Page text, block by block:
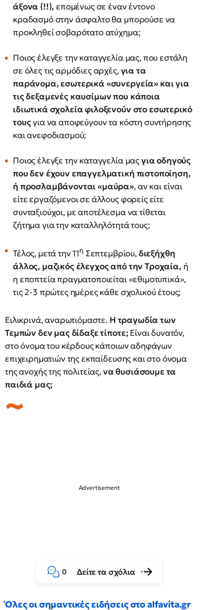
άξονα (!!),επομένως σε έναν έντονο
κραδασμό στην άσφαλτο θα μπορούσε να
προκληθεί σοβαρότατο ατύχημα;
Ποιος έλεγξε την καταγγελία μας, που εστάλη
σε όλες τις αρμόδιες αρχές,για τα
παράνομα, εσωτερικά «συνεργεία» και για
τις δεξαμενές καυσίμων που κάποια
ιδιωτικά σχολεία φιλοξενούν στο εσωτερικό
τουςγια να αποφεύγουν τα κόστη συντήρησης
και ανεφοδιασμού;
Ποιος έλεγξε την καταγγελία μαςγια οδηγούς
που δεν έχουν επαγγελματική πιστοποίηση,
ή προσλαμβάνονται «μαύρα», αν και είναι
είτε εργαζόμενοι σε άλλους φορείς είτε
συνταξιούχοι, με αποτέλεσμα να τίθεται
ζήτημα για την καταλληλότητά τους;
Τέλος, μετά την 11η Σεπτεμβρίου,διεξήχθη
άλλος, μαζικός έλεγχος από την Τροχαία, ή
η εποπτεία πραγματοποιείται «εθιμοτυπικά»,
τις 2-3 πρώτες ημέρες κάθε σχολικού έτους;
Ειλικρινά, αναρωτιόμαστε. Η τραγωδία των
Τεμπών δεν μας δίδαξε τίποτε; Είναι δυνατόν,
στο όνομα του κέρδους κάποιων αδηφάγων
επιχειρηματιών της εκπαίδευσης και στο όνομα
της ανοχής της πολιτείας,να θυσιάσουμε τα
παιδιά μας;
0 Δείτε τα σχόλια
Όλες οι σημαντικές ειδήσεις στο alfavita.gr